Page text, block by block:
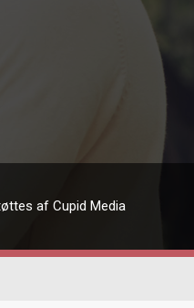
af Cupid Media